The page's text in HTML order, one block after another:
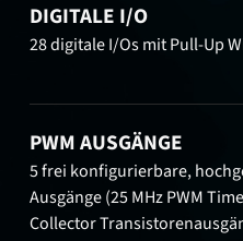
DIGITALE I/O
28 digitale I/Os mit Pull-Up
PWM AUSGÄNGE
5 frei konfigurierbare,
Ausgänge (25 MHz PWM
Collector